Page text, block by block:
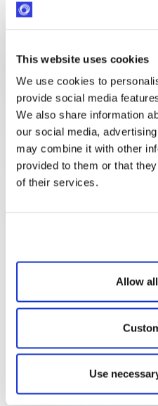
This website uses cookies
We use cookies to
provide social media
We also share information
our social media,
may combine it with other
provided to them or that
of their services.
Allow
Use
Frédéric Corbasson
Directeur exécutif Europe